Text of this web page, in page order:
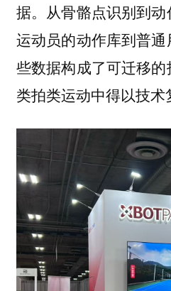
据。从骨骼点识别到
运动员的动作库到普
些数据构成了可迁移
类拍类运动中得以技术